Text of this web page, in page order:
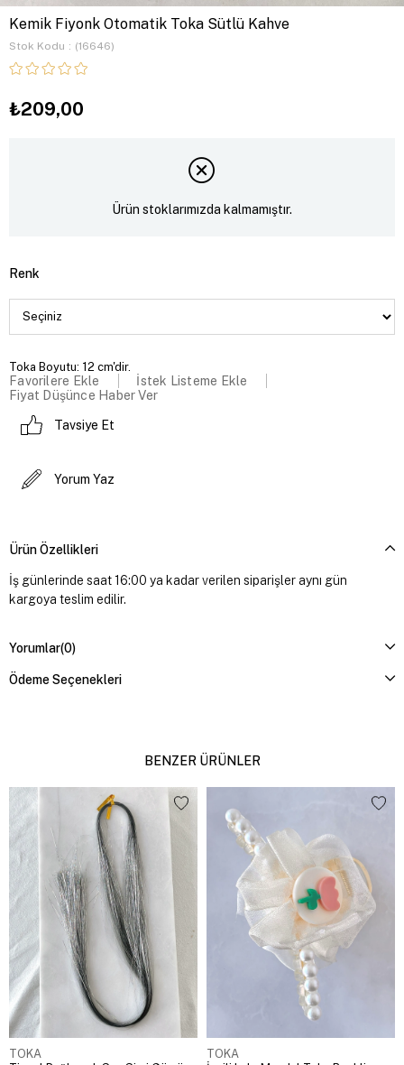
Kemik Fiyonk Otomatik Toka Sütlü Kahve
Stok Kodu (16646)
₺209,00
Ürün stoklarımızda kalmamıştır.
Renk
Toka Boyutu: 12 cm'dir.
Favorilere Ekle
İstek Listeme Ekle
Fiyat Düşünce Haber Ver
Tavsiye Et
Yorum Yaz
Ürün Özellikleri
İş günlerinde saat 16:00 ya kadar verilen siparişler aynı gün
kargoya teslim edilir.
Yorumlar(0)
Ödeme Seçenekleri
BENZER ÜRÜNLER
TOKA
TOKA